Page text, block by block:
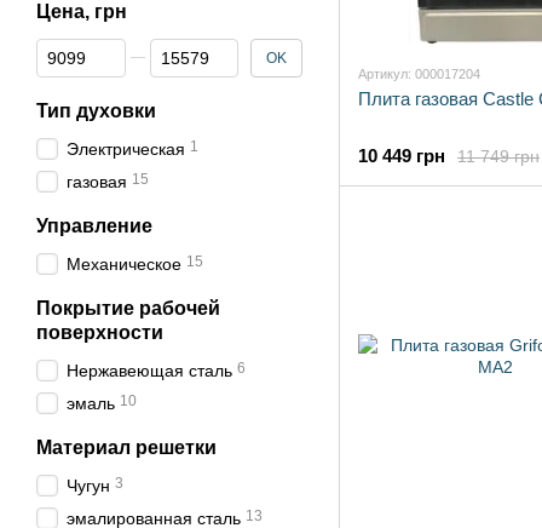
Артикул: 000017204
Плита газовая Castle
11 749 грн
10 449 грн
Цена, грн
От Цена, грн
До Цена, грн OK
Тип духовки
Электрическая 1
газовая 15
Управление
Механическое 15
Покрытие рабочей
поверхности
Нержавеющая сталь 6
эмаль 10
Материал решетки
Чугун 3
эмалированная сталь 13